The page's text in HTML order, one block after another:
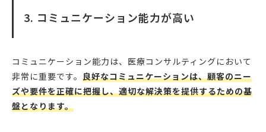
3. コミュニケーション能力が高い
コミュニケーション能力は、医療コンサルティングにおいて
非常に重要です。 良好なコミュニケーションは、顧客のニー
ズや要件を正確に把握し、適切な解決策を提供するための基
盤となります。